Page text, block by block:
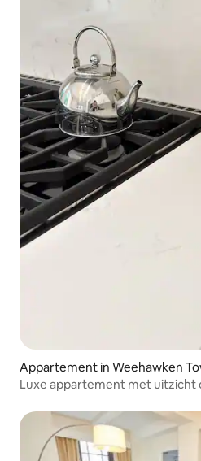
Appartement in Weehawken
Luxe appartement met uitzicht